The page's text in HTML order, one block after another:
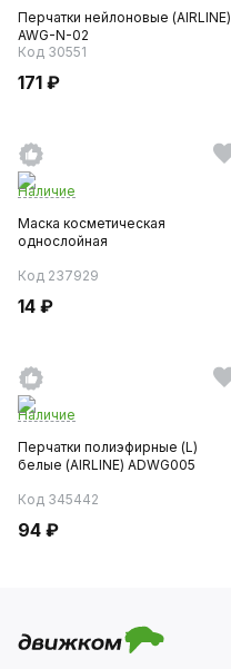
Перчатки нейлоновые (AIRLINE)
AWG-N-02
Код 30551
171 ₽
Наличие
Маска косметическая
однослойная
Код 237929
14 ₽
Наличие
Перчатки полиэфирные (L)
белые (AIRLINE) ADWG005
Код 345442
94 ₽